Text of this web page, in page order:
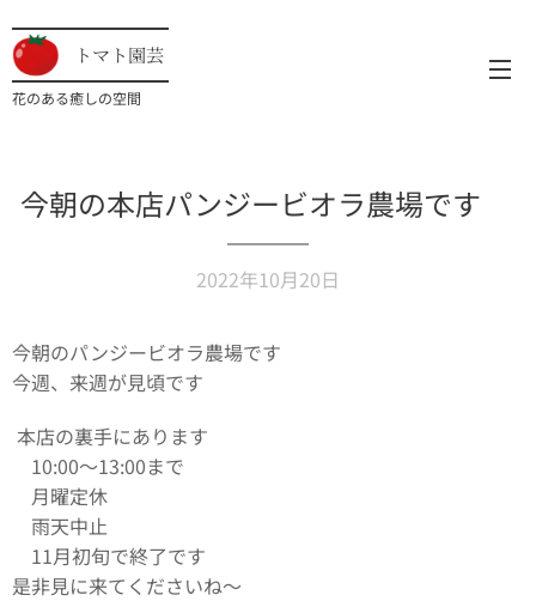
トマト園芸
花のある癒しの空間
今朝の本店パンジービオラ農場です✨
2022年10月20日
今朝のパンジービオラ農場です✨
今週、来週が見頃です✨
本店の裏手にあります
10:00〜13:00まで
月曜定休
雨天中止
11月初旬で終了です🍁
是非見に来てくださいね〜🎃